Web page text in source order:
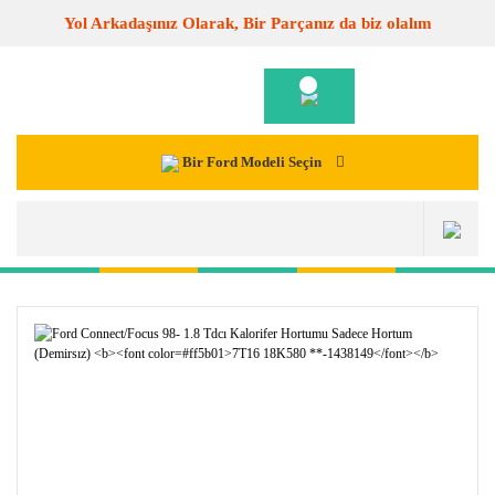
Yol Arkadaşınız Olarak, Bir Parçanız da biz olalım
Bir Ford Modeli Seçin